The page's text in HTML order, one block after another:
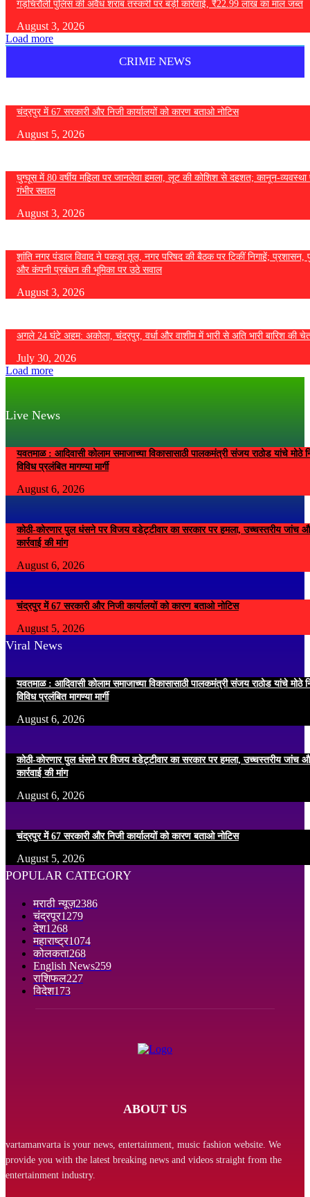
गड़चिरौली पुलिस की अवैध शराब तस्करी पर बड़ी कार्रवाई, ₹22.99 लाख का माल जब्त
August 3, 2026
Load more
CRIME NEWS
चंद्रपुर में 67 सरकारी और निजी कार्यालयों को कारण बताओ नोटिस
August 5, 2026
घुग्घूस में 80 वर्षीय महिला पर जानलेवा हमला, लूट की कोशिश से दहशत; कानून-व्यवस्था
गंभीर सवाल
August 3, 2026
शांति नगर पंडाल विवाद ने पकड़ा तूल, नगर परिषद की बैठक पर टिकीं निगाहें; प्रशासन,
और कंपनी प्रबंधन की भूमिका पर उठे सवाल
August 3, 2026
अगले 24 घंटे अहम: अकोला, चंद्रपुर, वर्धा और वाशीम में भारी से अति भारी बारिश की
July 30, 2026
Load more
Live News
यवतमाळ : आदिवासी कोलाम समाजाच्या विकासासाठी पालकमंत्री संजय राठोड यांचे मोठे
विविध प्रलंबित मागण्या मार्गी
August 6, 2026
कोठी-कोरणार पुल धंसने पर विजय वडेट्टीवार का सरकार पर हमला, उच्चस्तरीय जांच
कार्रवाई की मांग
August 6, 2026
चंद्रपुर में 67 सरकारी और निजी कार्यालयों को कारण बताओ नोटिस
August 5, 2026
Viral News
यवतमाळ : आदिवासी कोलाम समाजाच्या विकासासाठी पालकमंत्री संजय राठोड यांचे मोठे
विविध प्रलंबित मागण्या मार्गी
August 6, 2026
कोठी-कोरणार पुल धंसने पर विजय वडेट्टीवार का सरकार पर हमला, उच्चस्तरीय जांच
कार्रवाई की मांग
August 6, 2026
चंद्रपुर में 67 सरकारी और निजी कार्यालयों को कारण बताओ नोटिस
August 5, 2026
POPULAR CATEGORY
मराठी न्यूज़2386
चंद्रपूर1279
देश1268
महाराष्ट्र1074
कोलकता268
English News259
राशिफल227
विदेश173
ABOUT US
vartamanvarta is your news, entertainment, music fashion website. We
provide you with the latest breaking news and videos straight from the
entertainment industry.